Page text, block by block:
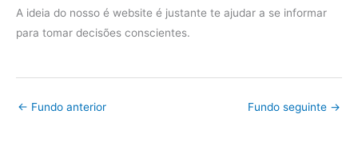
A ideia do nosso é website é justante te ajudar a se informar
para tomar decisões conscientes.
← Fundo anterior Fundo seguinte →